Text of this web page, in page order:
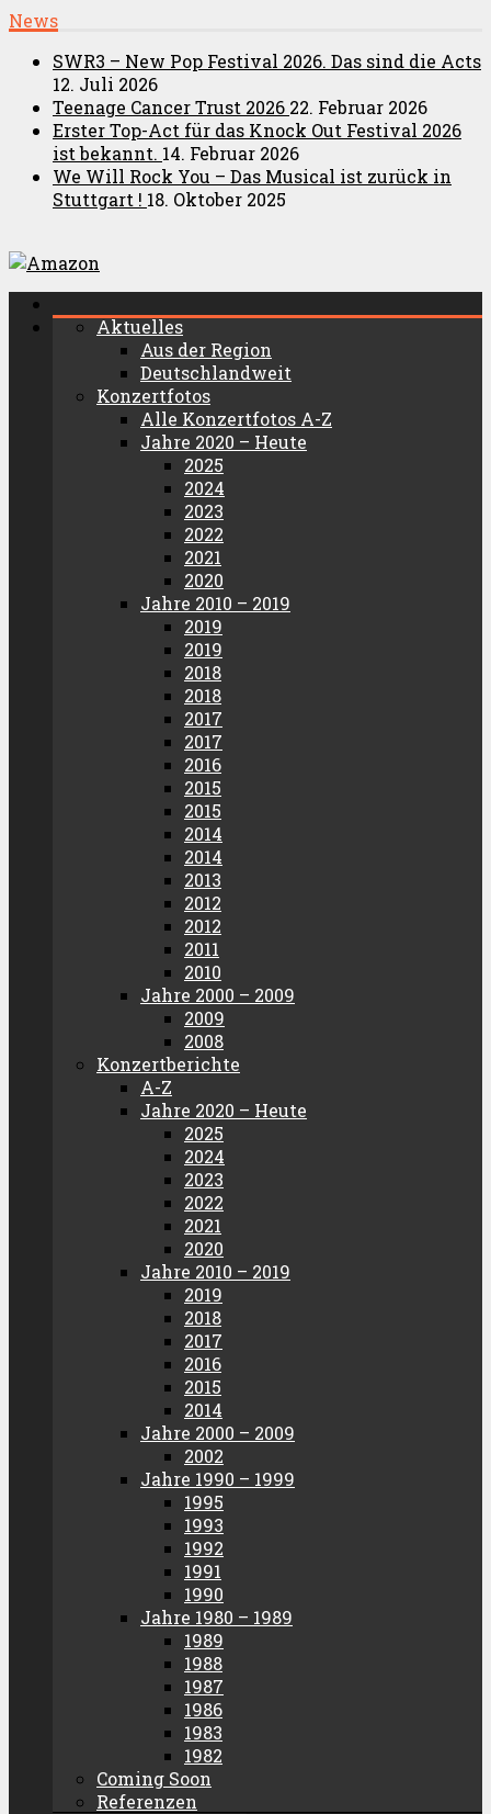
News
SWR3 – New Pop Festival 2026. Das sind die Acts
12. Juli 2026
Teenage Cancer Trust 2026 22. Februar 2026
Erster Top-Act für das Knock Out Festival 2026
ist bekannt. 14. Februar 2026
We Will Rock You – Das Musical ist zurück in
Stuttgart ! 18. Oktober 2025
Aktuelles
Aus der Region
Deutschlandweit
Konzertfotos
Alle Konzertfotos A-Z
Jahre 2020 – Heute
2025
2024
2023
2022
2021
2020
Jahre 2010 – 2019
2019
2019
2018
2018
2017
2017
2016
2015
2015
2014
2014
2013
2012
2012
2011
2010
Jahre 2000 – 2009
2009
2008
Konzertberichte
A-Z
Jahre 2020 – Heute
2025
2024
2023
2022
2021
2020
Jahre 2010 – 2019
2019
2018
2017
2016
2015
2014
Jahre 2000 – 2009
2002
Jahre 1990 – 1999
1995
1993
1992
1991
1990
Jahre 1980 – 1989
1989
1988
1987
1986
1983
1982
Coming Soon
Referenzen